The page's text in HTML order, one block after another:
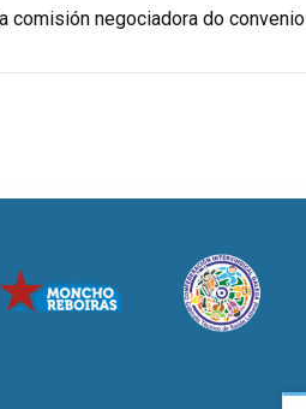
comisión negociadora do